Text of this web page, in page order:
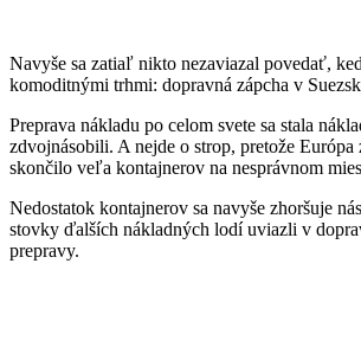
Navyše sa zatiaľ nikto nezaviazal povedať,
komoditnými trhmi: dopravná zápcha v
Preprava nákladu po celom svete sa stala
zdvojnásobili. A nejde o strop, pretože
skončilo veľa kontajnerov na nesprávnom
Nedostatok kontajnerov sa navyše zhoršuje
stovky ďalších nákladných lodí uviazli v
prepravy.